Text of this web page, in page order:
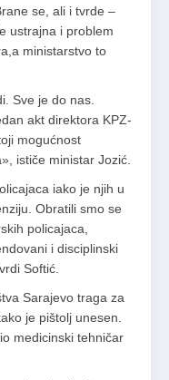
se, ali i tvrde –
ustrajna i problem
ministarstvo to
Sve je do nas.
akt direktora KPZ-
mogućnost
ističe ministar Jozić.
iako je njih u
Obratili smo se
policajaca,
i disciplinski
Softić.
Sarajevo traga za
je pištolj unesen.
medicinski tehničar